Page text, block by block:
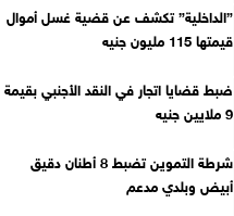
”الداخلية” تكشف عن قضية غسل أموال
قيمتها 115 مليون جنيه
ضبط قضايا اتجار في النقد الأجنبي بقيمة
9 ملايين جنيه
شرطة التموين تضبط 8 أطنان دقيق
أبيض وبلدي مدعم